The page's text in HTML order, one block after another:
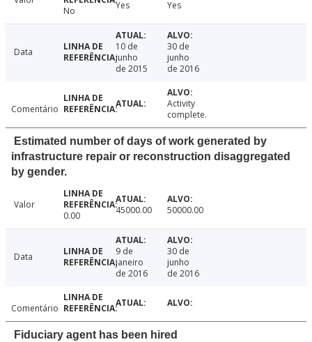
No
Yes Yes
Data
10 de
junho
de 2015
30 de
junho
de 2016
Comentário
Activity
complete.
Estimated number of days of work generated by
infrastructure repair or reconstruction disaggregated
by gender.
Valor
0.00
45000.00 50000.00
Data
9 de
janeiro
de 2016
30 de
junho
de 2016
Comentário
Fiduciary agent has been hired